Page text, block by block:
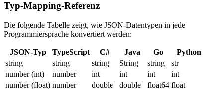
Typ-Mapping-Referenz
Die folgende Tabelle zeigt, wie JSON-Datentypen in jede
Programmiersprache konvertiert werden:
JSON-Typ TypeScript C# Java Go
Python
string
string string String string
str
number (int)
number int int int
int
number (float) number double double float64 float